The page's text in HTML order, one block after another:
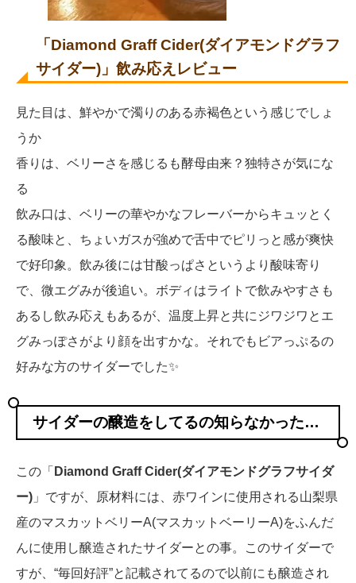
「Diamond Graff Cider(ダイアモンドグラフ
サイダー)」飲み応えレビュー
見た目は、鮮やかで濁りのある赤褐色という感じでしょ
うか
香りは、ベリーさを感じるも酵母由来？独特さが気にな
る
飲み口は、ベリーの華やかなフレーバーからキュッとく
る酸味と、ちょいガスが強めで舌中でピリっと感が爽快
で好印象。飲み後には甘酸っぱさというより酸味寄り
で、微エグみが後追い。ボディはライトで飲みやすさも
あるし飲み応えもあるが、温度上昇と共にジワジワとエ
グみっぽさがより顔を出すかな。それでもビアっぷるの
好みな方のサイダーでした✨
サイダーの醸造をしてるの知らなかった…
この「 Diamond Graff Cider(ダイアモンドグラフサイダ
ー) 」ですが、原材料には、赤ワインに使用される山梨県
産のマスカットベリーA(マスカットベーリーA)をふんだ
んに使用し醸造されたサイダーとの事。このサイダーで
すが、“毎回好評”と記載されてるので以前にも醸造され